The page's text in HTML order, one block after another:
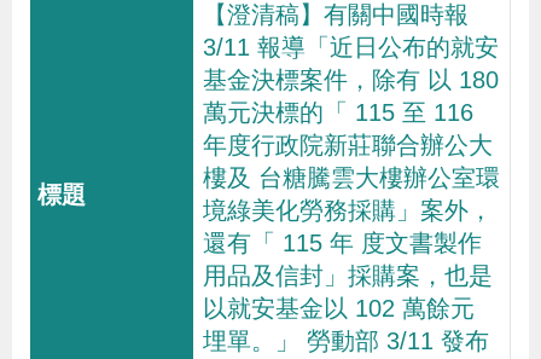
政
【澄清稿】有關中國時報
3/11 報導「近日公布的就安
基金決標案件，除有 以 180
萬元決標的「 115 至 116
年度行政院新莊聯合辦公大
樓及 台糖騰雲大樓辦公室環
境綠美化勞務採購」案外，
還有「 115 年 度文書製作
用品及信封」採購案，也是
以就安基金以 102 萬餘元
埋單。」 勞動部 3/11 發布